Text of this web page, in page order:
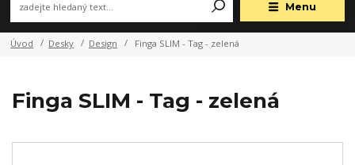
Menu
Úvod Desky Design Finga SLIM - Tag - zelená
Finga SLIM - Tag - zelená